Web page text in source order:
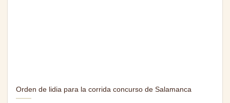
Orden de lidia para la corrida concurso de Salamanca